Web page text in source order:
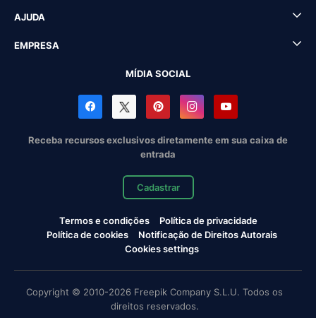
AJUDA
EMPRESA
MÍDIA SOCIAL
Receba recursos exclusivos diretamente em sua caixa de
entrada
Cadastrar
Termos e condições
Política de privacidade
Política de cookies
Notificação de Direitos Autorais
Cookies settings
Copyright © 2010-2026 Freepik Company S.L.U. Todos os
direitos reservados.